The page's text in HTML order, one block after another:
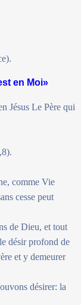
en Moi»
Jésus Le Père qui
comme Vie
cesse peut
de Dieu, et tout
désir profond de
et y demeurer
désirer: la